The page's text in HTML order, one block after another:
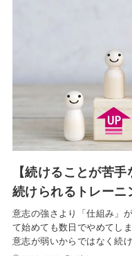
【続けることが苦
続けられるトレーニ
意志の強さより「仕組み」
て始めても数日でやめてし
意志が弱いからではなく続